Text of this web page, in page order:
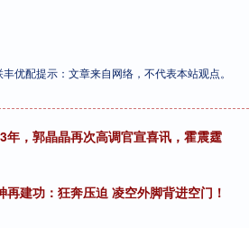
丰优配提示：文章来自网络，不代表本站观点。
年，郭晶晶再次高调官宣喜讯，霍震霆
再建功：狂奔压迫 凌空外脚背进空门！